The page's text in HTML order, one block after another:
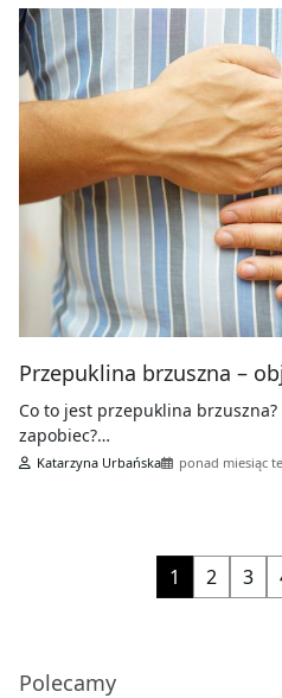
Przepuklina brzuszna –
Co to jest przepuklina brzuszna?
zapobiec?…
Katarzyna Urbańska ponad miesiąc
1 2 3
Polecamy